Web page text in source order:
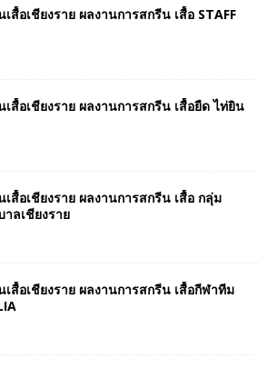
เสื้อเชียงราย ผลงานการสกรีน เสื้อ STAFF
เสื้อเชียงราย ผลงานการสกรีน เสื้อยืด ไท่ยิน
เสื้อเชียงราย ผลงานการสกรีน เสื้อ กลุ่ม
าลเชียงราย
เสื้อเชียงราย ผลงานการสกรีน เสื้อกีฬาทีม